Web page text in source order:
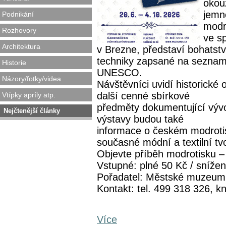
Podnikání
Rozhovory
Architektura
Historie
Názory/fotky/videa
Vtípky apríly atp.
Nejčtenější články
ve
v Brezne, představí
techniky zapsané na
UNESCO.
Návštěvníci uvidí historické
další cenné sbírkové
předměty dokumentující
výstavy budou také
informace o českém
současné módní a textilní
Objevte příběh modrotisku
Vstupné: plné 50 Kč /
Pořadatel: Městské
Kontakt: tel. 499 318 326,
Více